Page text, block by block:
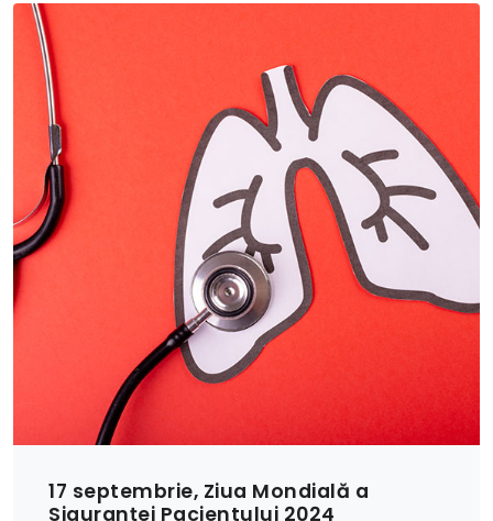
17 septembrie, Ziua Mondială a
Siguranței Pacientului 2024